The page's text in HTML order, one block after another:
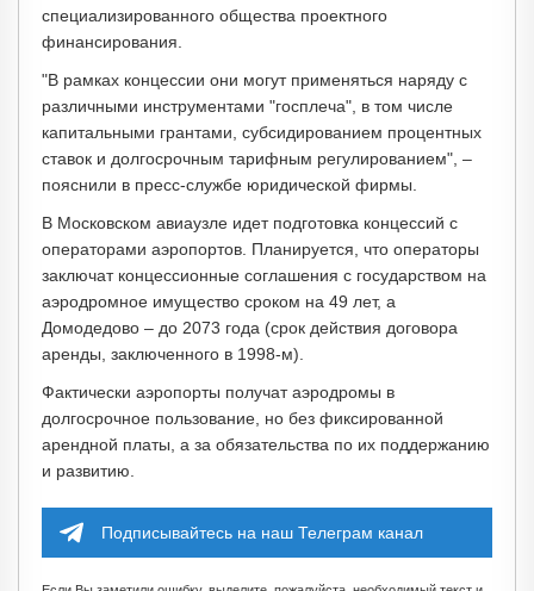
специализированного общества проектного
финансирования.
"В рамках концессии они могут применяться наряду с
различными инструментами "госплеча", в том числе
капитальными грантами, субсидированием процентных
ставок и долгосрочным тарифным регулированием", –
пояснили в пресс-службе юридической фирмы.
В Московском авиаузле идет подготовка концессий с
операторами аэропортов. Планируется, что операторы
заключат концессионные соглашения с государством на
аэродромное имущество сроком на 49 лет, а
Домодедово – до 2073 года (срок действия договора
аренды, заключенного в 1998-м).
Фактически аэропорты получат аэродромы в
долгосрочное пользование, но без фиксированной
арендной платы, а за обязательства по их поддержанию
и развитию.
Подписывайтесь на наш Телеграм канал